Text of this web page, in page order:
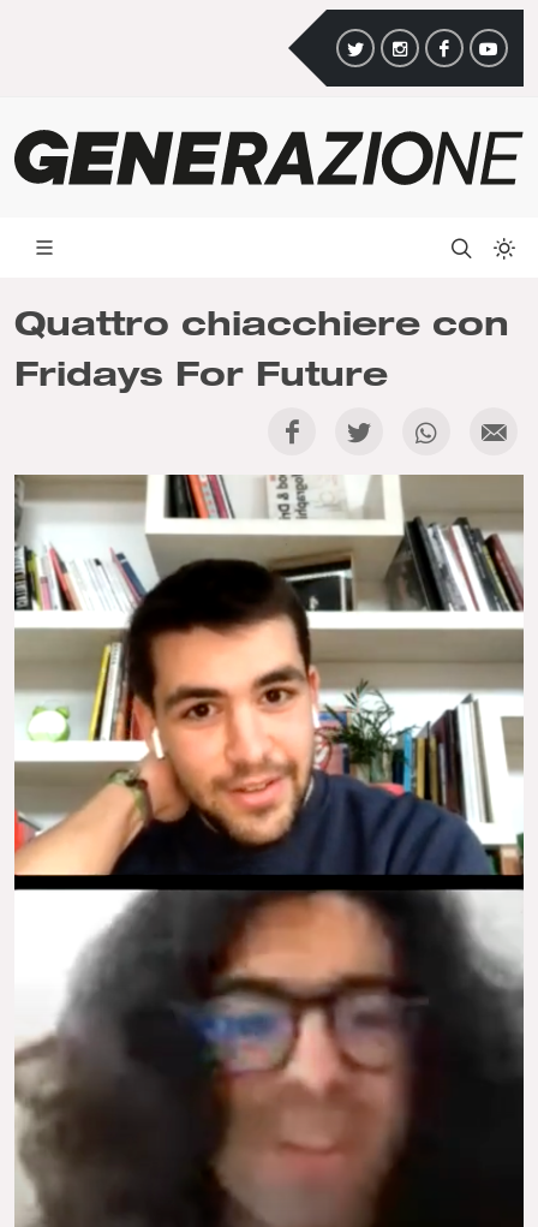
Quattro chiacchiere con
Fridays For Future